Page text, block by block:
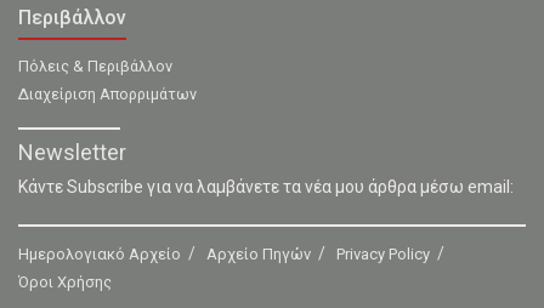
Περιβάλλον
Πόλεις & Περιβάλλον
Διαχείριση Απορριμάτων
Newsletter
Κάντε Subscribe για να λαμβάνετε τα νέα μου άρθρα μέσω email:
Ημερολογιακό Αρχείο Αρχείο Πηγών
Privacy Policy
Όροι Χρήσης